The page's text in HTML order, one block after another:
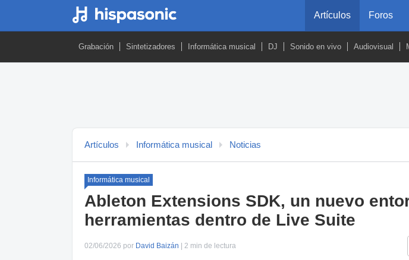
Artículos Foros
Grabación Sintetizadores Informática musical DJ Sonido en vivo Audiovisual
Artículos Informática musical Noticias
Informática musical
Ableton Extensions SDK, un nuevo
herramientas dentro de Live Suite
02/06/2026 por David Baizán | 2 min de lectura